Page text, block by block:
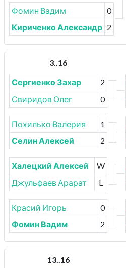
Фомин Вадим
0
Кириченко Александр 2
3..16
Сергиенко Захар
2
Свиридов Олег
0
Похилько Валерия
1
Селин Алексей
2
Халецкий Алексей
W
Джульфаев Арарат
L
Красий Игорь
0
Фомин Вадим
2
13..16